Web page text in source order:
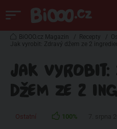
BiOOO.cz Magazin / Recepty /
Jak vyrobit: Zdravý džem ze 2
JAK VYROBIT:
DŽEM ZE 2
Ostatní 100%